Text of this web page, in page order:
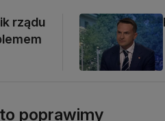
rządu
poprawimy